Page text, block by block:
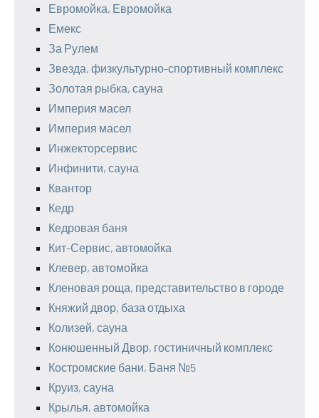
Евромойка, Евромойка
Емекс
За Рулем
Звезда, физкультурно-спортивный комплекс
Золотая рыбка, сауна
Империя масел
Империя масел
Инжекторсервис
Инфинити, сауна
Квантор
Кедр
Кедровая баня
Кит-Сервис, автомойка
Клевер, автомойка
Кленовая роща, представительство в городе
Княжий двор, база отдыха
Колизей, сауна
Конюшенный Двор, гостиничный комплекс
Костромские бани, Баня №5
Круиз, сауна
Крылья, автомойка